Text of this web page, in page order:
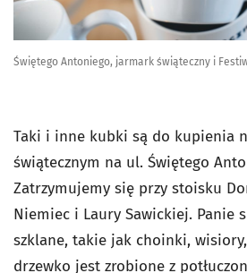
Świętego Antoniego, jarmark świąteczny i
Taki i inne kubki są do kupienia
świątecznym na ul. Świętego
Zatrzymujemy się przy stoisku
Niemiec i Laury Sawickiej. Panie
szklane, takie jak choinki,
drzewko jest zrobione z